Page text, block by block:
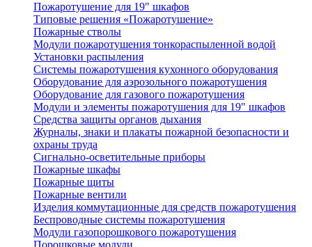
Пожаротушение для 19" шкафов
Типовые решения «Пожаротушение»
Пожарные стволы
Модули пожаротушения тонкораспыленной водой
Установки распыления
Системы пожаротушения кухонного оборудования
Оборудование для аэрозольного пожаротушения
Оборудование для газового пожаротушения
Модули и элементы пожаротушения для 19" шкафов
Средства защиты органов дыхания
Журналы, знаки и плакаты пожарной безопасности и
охраны труда
Сигнально-осветительные приборы
Пожарные шкафы
Пожарные щиты
Пожарные вентили
Изделия коммутационные для средств пожаротушения
Беспроводные системы пожаротушения
Модули газопорошкового пожаротушения
Порошковые модули